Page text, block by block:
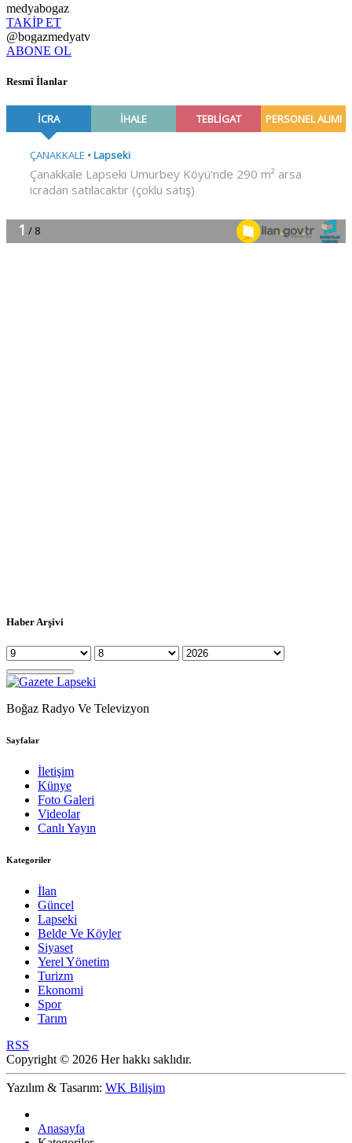
medyabogaz
TAKİP ET
@bogazmedyatv
ABONE OL
Resmî İlanlar
Haber Arşivi
Boğaz Radyo Ve Televizyon
Sayfalar
İletişim
Künye
Foto Galeri
Videolar
Canlı Yayın
Kategoriler
İlan
Güncel
Lapseki
Belde Ve Köyler
Siyaset
Yerel Yönetim
Turizm
Ekonomi
Spor
Tarım
RSS
Copyright © 2026 Her hakkı saklıdır.
Yazılım & Tasarım: WK Bilişim
Anasayfa